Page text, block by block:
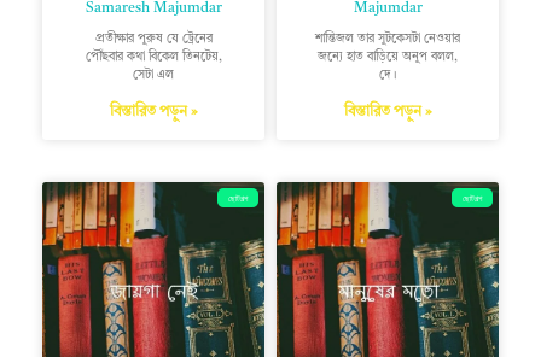
Samaresh Majumdar
প্রতীক্ষার পুরুষ যে ট্রেনের
পৌঁছবার কথা বিকেল তিনটেয়,
সেটা এল
বিস্তারিত পড়ুন »
Majumdar
শান্তিজল তার সুটকেসটা নেওয়ার
জন্যে হাত বাড়িয়ে অনুপ বলল,
দে।
বিস্তারিত পড়ুন »
ছোটগল্প ছোটগল্প